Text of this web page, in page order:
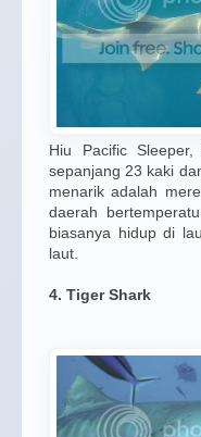
Hiu Pacific
sepanjang 23 kaki
menarik adalah
daerah
biasanya hidup di
laut.
4. Tiger Shark